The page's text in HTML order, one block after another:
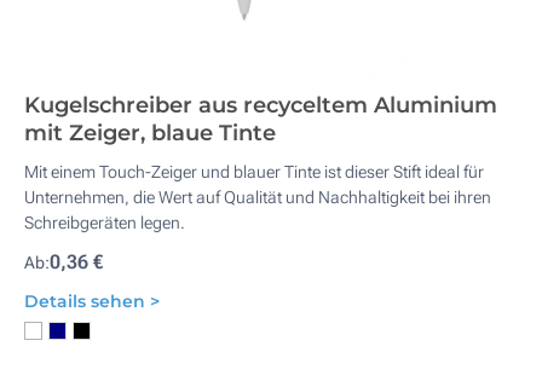
Kugelschreiber aus recyceltem Aluminium
mit Zeiger, blaue Tinte
Mit einem Touch-Zeiger und blauer Tinte ist dieser Stift ideal für
Unternehmen, die Wert auf Qualität und Nachhaltigkeit bei ihren
Schreibgeräten legen.
Ab:0,36 €
Details sehen >